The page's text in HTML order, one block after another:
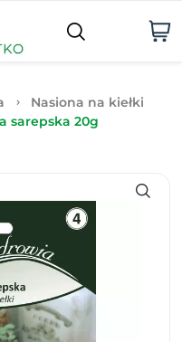
Nasiona na kiełki
sarepska 20g